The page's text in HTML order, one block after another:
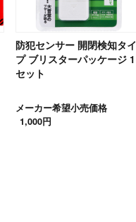
防犯センサー 開閉検知タイ
プ ブリスターパッケージ 1
セット
メーカー希望小売価格
1,000円